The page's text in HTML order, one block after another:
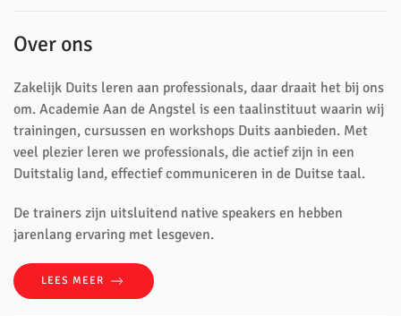
Over ons
Zakelijk Duits leren aan professionals, daar draait het bij ons
om. Academie Aan de Angstel is een taalinstituut waarin wij
trainingen, cursussen en workshops Duits aanbieden. Met
veel plezier leren we professionals, die actief zijn in een
Duitstalig land, effectief communiceren in de Duitse taal.
De trainers zijn uitsluitend native speakers en hebben
jarenlang ervaring met lesgeven.
LEES MEER